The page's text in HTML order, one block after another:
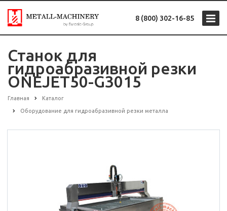
8 (800) 302-16-85
Станок для
гидроабразивной резки
ONEJET50-G3015
Главная Каталог
Оборудование для гидроабразивной резки металла